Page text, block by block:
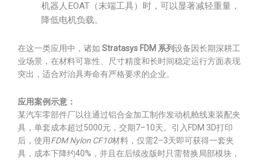
机器人EOAT（末端工具）时，可以显著减轻重量，
降低电机负载。
在这一类应用中，诸如 Stratasys FDM 系列设备因长期深耕工
业场景，在材料可靠性、尺寸精度和长时间稳定运行方面表现
突出，适合对治具寿命有严格要求的企业。
应用案例示意：
某汽车零部件厂以往通过铝合金加工制作发动机舱线束装配夹
具，单套成本超过5000元，交期7–10天。引入FDM 3D打印
后，使用FDM Nylon CF10材料，仅需2–3天即可获得一套夹
具，成本下降约40%，并且在后续改版时只需替换局部模块，